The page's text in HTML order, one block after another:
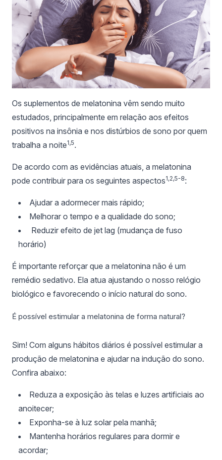
Os suplementos de melatonina vêm sendo muito
estudados, principalmente em relação aos efeitos
positivos na insônia e nos distúrbios de sono por quem
trabalha a noite1,5.
De acordo com as evidências atuais, a melatonina
pode contribuir para os seguintes aspectos1,2,5-8:
Ajudar a adormecer mais rápido;
Melhorar o tempo e a qualidade do sono;
Reduzir efeito de jet lag (mudança de fuso
horário)
É importante reforçar que a melatonina não é um
remédio sedativo. Ela atua ajustando o nosso relógio
biológico e favorecendo o início natural do sono.
É possível estimular a melatonina de forma natural?
Sim! Com alguns hábitos diários é possível estimular a
produção de melatonina e ajudar na indução do sono.
Confira abaixo:
Reduza a exposição às telas e luzes artificiais ao
anoitecer;
Exponha-se à luz solar pela manhã;
Mantenha horários regulares para dormir e
acordar;